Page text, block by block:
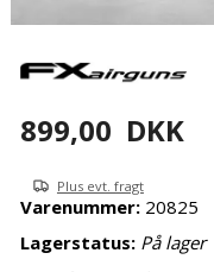
899,00 DKK
Plus evt. fragt
Varenummer: 20825
Lagerstatus: På lager